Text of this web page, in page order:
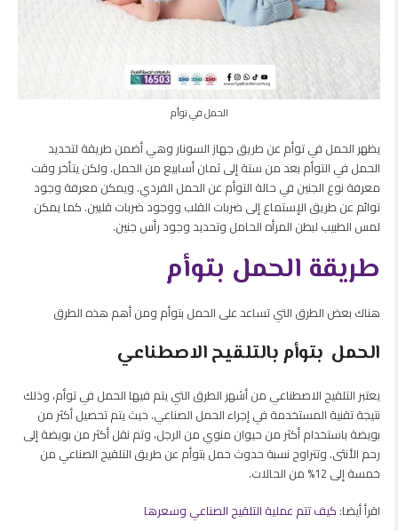
الحمل في توأم
يظهر الحمل في توأم عن طريق جهاز السونار وهي أضمن طريقة لتحديد
الحمل في التوأم بعد من ستة إلى ثمان أسابيع من الحمل. ولكن يتأخر وقت
معرفة نوع الجنين في حالة التوأم عن الحمل الفردي. ويمكن معرفة وجود
توائم عن طريق الإستماع إلى ضربات القلب ووجود ضربات قلبين. كما يمكن
لمس الطبيب لبطن المرأه الحامل وتحديد وجود رأس جنين.
طريقة الحمل بتوأم
هناك بعض الطرق التي تساعد على الحمل بتوأم ومن أهم هذه الطرق
الحمل بتوأم بالتلقيح الاصطناعي
يعتبر التلقيح الاصطناعي من أشهر الطرق التي يتم فيها الحمل في توأم، وذلك
نتيجة تقنية المستخدمة في إجراء الحمل الصناعي. حيث يتم تحصيل أكثر من
بويضة باستخدام أكثر من حيوان منوي من الرجل، وتم نقل أكثر من بويضة إلى
رحم الأنثى. وتتراوح نسبة حدوث حمل بتوأم عن طريق التلقيح الصناعي من
خمسة إلى 12% من الحالات.
اقرأ أيضا: كيف تتم عملية التلقيح الصناعي وسعرها